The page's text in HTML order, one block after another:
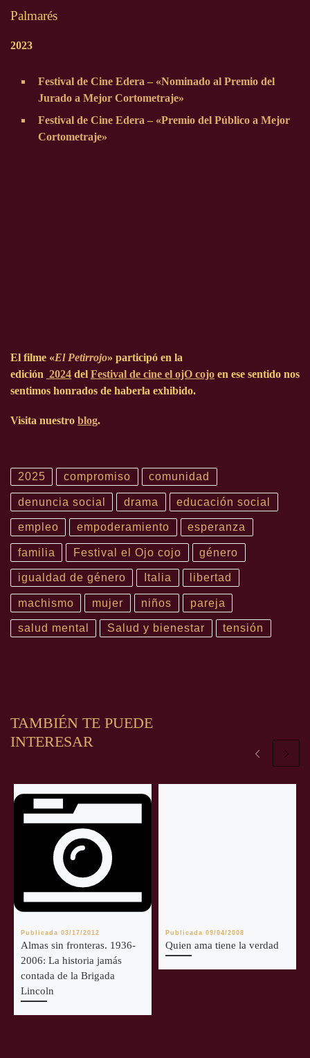
Palmarés
2023
Festival de Cine Edera – «Nominado al Premio del
Jurado a Mejor Cortometraje»
Festival de Cine Edera – «Premio del Público a Mejor
Cortometraje»
El filme «El Petirrojo» participó en la
edición 2024 del Festival de cine el ojO cojo en ese sentido nos
sentimos honrados de haberla exhibido.
Visita nuestro blog.
2025 compromiso comunidad
denuncia social drama educación social
empleo empoderamiento esperanza
familia Festival el Ojo cojo género
igualdad de género Italia libertad
machismo mujer niños pareja
salud mental Salud y bienestar tensión
TAMBIÉN TE PUEDE
INTERESAR
Publicada03/17/2012
Almas sin fronteras. 1936-
2006: La historia jamás
contada de la Brigada
Lincoln
Publicada09/04/2008
Quien ama tiene la verdad